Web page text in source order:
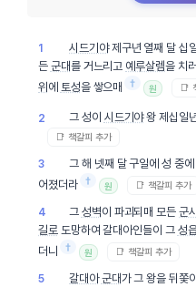
1 시드기야제구년 열째 달 십
든 군대를 거느리고 예루살렘을 치
위 에 토성을 쌓으매 † 원 📑
2 그 성이 시드기야왕 제십일
📑 책갈피 추가
3 그 해 넷째 달 구일에 성 중에
어졌더라 † 원 📑 책갈피 추가
4 그 성벽이 파괴되매 모든군
길로 도망하여 갈대아인들이 그 성
더니
† 원 📑 책갈피 추가
5 갈대아 군대가 그 왕을 뒤쫓